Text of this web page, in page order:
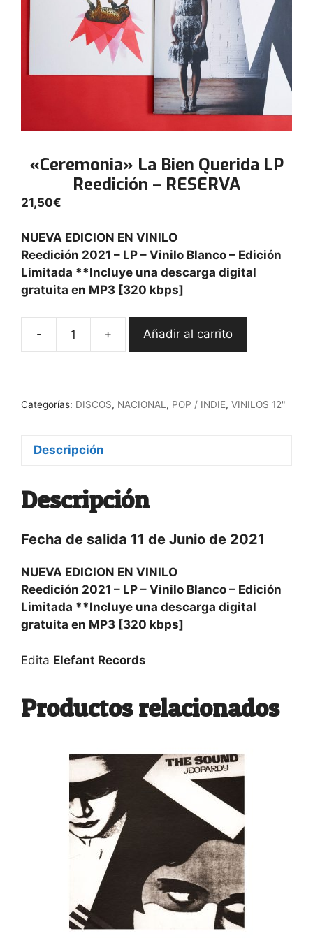
«Ceremonia» La Bien Querida LP
Reedición – RESERVA
21,50€
NUEVA EDICION EN VINILO
Reedición 2021 – LP – Vinilo Blanco – Edición
Limitada **Incluye una descarga digital
gratuita en MP3 [320 kbps]
-
"Ceremonia"
Bien
LP
+ Añadir al carrito
Categorías: DISCOS, NACIONAL , POP / INDIE, VINILOS 12"
Descripción
Descripción
Fecha de salida 11 de Junio de 2021
NUEVA EDICION EN VINILO
Reedición 2021 – LP – Vinilo Blanco – Edición
Limitada **Incluye una descarga digital
gratuita en MP3 [320 kbps]
Edita Elefant Records
Productos relacionados